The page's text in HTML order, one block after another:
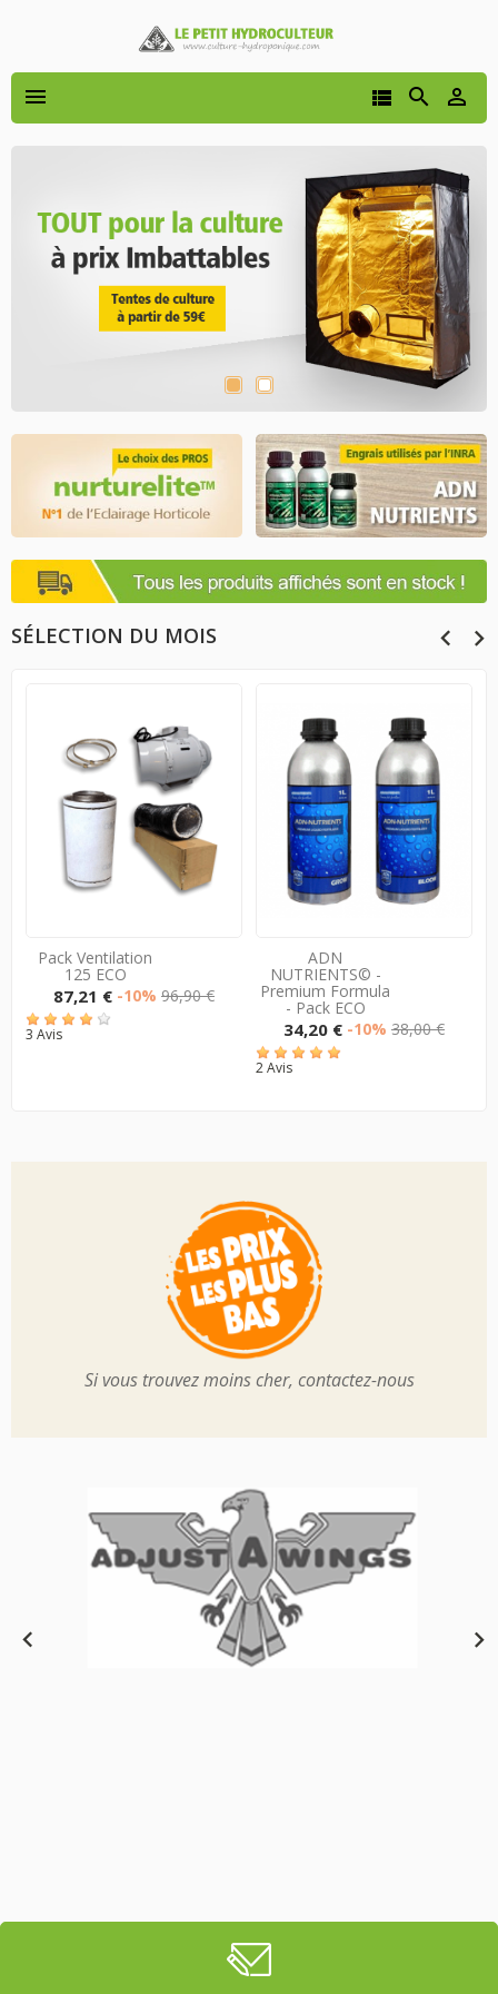
 


SÉLECTION DU MOIS
Pack Ventilation
125 ECO
87,21 € -10% Prix
96,90 €Prix
3 Avis
ADN
NUTRIENTS© -
Premium Formula
- Pack ECO
34,20 € -10% Prix
38,00 €Prix
2 Avis
Si vous trouvez moins cher, contactez-nous